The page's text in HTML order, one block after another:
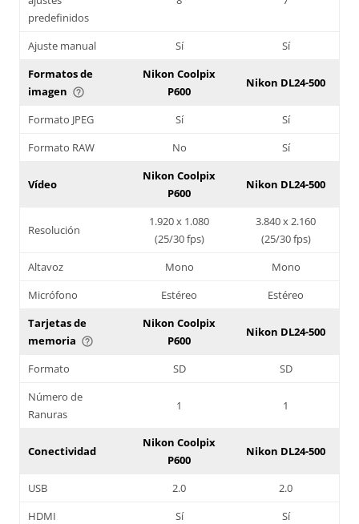
predefinidos
Ajuste manual Sí
Sí
Formatos de
imagen help_outline
Nikon Coolpix
P600
Nikon DL24-500
Formato JPEG Sí
Sí
Formato RAW
No Sí
Vídeo
Nikon Coolpix
P600
Nikon DL24-500
Resolución
1.920 x 1.080
(25/30 fps)
3.840 x 2.160
(25/30 fps)
Altavoz
Mono
Mono
Micrófono
Estéreo
Estéreo
Tarjetas de
memoria help_outline
Nikon Coolpix
P600
Nikon DL24-500
Formato SD
SD
Número de
Ranuras
1 1
Conectividad
Nikon Coolpix
P600
Nikon DL24-500
USB 2.0
2.0
HDMI
Sí
Sí